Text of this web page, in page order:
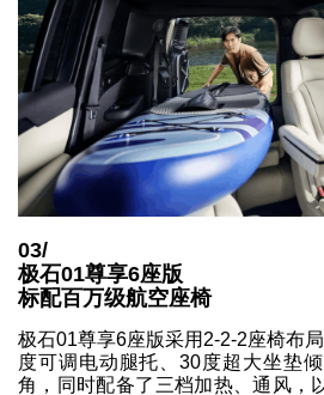
03/
极石01尊享6座版
标配百万级航空座椅
极石01尊享6座版采用2-2-2座椅布
度可调电动腿托、30度超大坐垫
角，同时配备了三档加热、通风，